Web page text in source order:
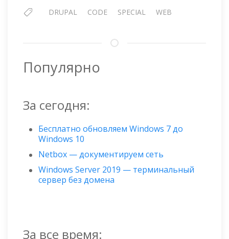
DRUPAL CODE SPECIAL WEB
Популярно
За сегодня:
Бесплатно обновляем Windows 7 до
Windows 10
Netbox — документируем сеть
Windows Server 2019 — терминальный
сервер без домена
За все время: